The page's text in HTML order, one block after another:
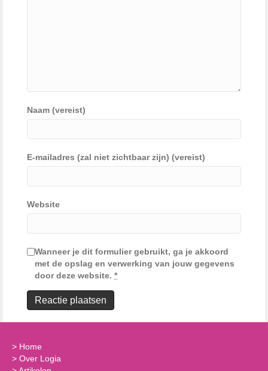
Naam (vereist)
E-mailadres (zal niet zichtbaar zijn) (vereist)
Website
Wanneer je dit formulier gebruikt, ga je akkoord
met de opslag en verwerking van jouw gegevens
door deze website. *
> Home
> Over Logia